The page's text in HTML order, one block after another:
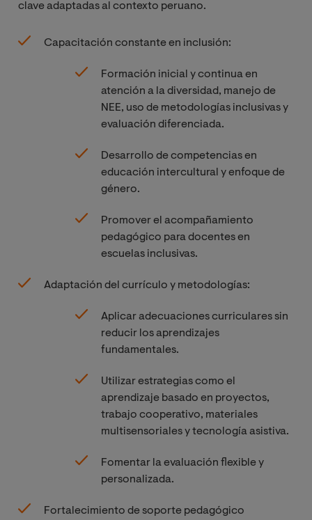
clave adaptadas al contexto peruano.
Capacitación constante en inclusión:
Formación inicial y continua en
atención a la diversidad, manejo de
NEE, uso de metodologías inclusivas y
evaluación diferenciada.
Desarrollo de competencias en
educación intercultural y enfoque de
género.
Promover el acompañamiento
pedagógico para docentes en
escuelas inclusivas.
Adaptación del currículo y metodologías:
Aplicar adecuaciones curriculares sin
reducir los aprendizajes
fundamentales.
Utilizar estrategias como el
aprendizaje basado en proyectos,
trabajo cooperativo, materiales
multisensoriales y tecnología asistiva.
Fomentar la evaluación flexible y
personalizada.
Fortalecimiento de soporte pedagógico